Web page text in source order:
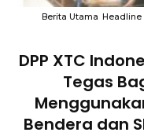
Berita Utama Headline
DPP XTC
Tegas
Bendera dan